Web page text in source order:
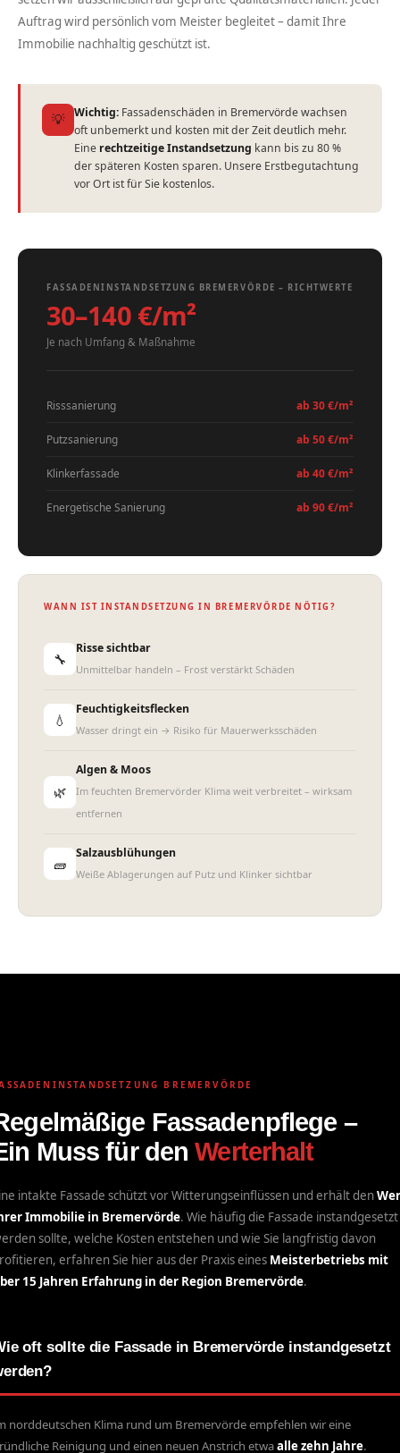
Auftrag wird persönlich vom Meister begleitet – damit Ihre
Immobilie nachhaltig geschützt ist.
💡 Wichtig: Fassadenschäden in Bremervörde wachsen
oft unbemerkt und kosten mit der Zeit deutlich mehr.
Eine rechtzeitige Instandsetzung kann bis zu 80 %
der späteren Kosten sparen. Unsere Erstbegutachtung
vor Ort ist für Sie kostenlos.
FASSADENINSTANDSETZUNG BREMERVÖRDE – RICHTWERTE
30–140 €/m²
Je nach Umfang & Maßnahme
Risssanierung ab 30 €/m²
Putzsanierung ab 50 €/m²
Klinkerfassade ab 40 €/m²
Energetische Sanierung ab 90 €/m²
WANN IST INSTANDSETZUNG IN BREMERVÖRDE NÖTIG?
🔧
Risse sichtbar
Unmittelbar handeln – Frost verstärkt Schäden
💧
Feuchtigkeitsflecken
Wasser dringt ein → Risiko für Mauerwerksschäden
🌿
Algen & Moos
Im feuchten Bremervörder Klima weit verbreitet – wirksam
entfernen
🧱
Salzausblühungen
Weiße Ablagerungen auf Putz und Klinker sichtbar
Bremervoerde
BREMERVÖRDE
Fassadenpflege –
Muss für denWerterhalt
intakte Fassade schützt vor Witterungseinflüssen und erhält den
Immobilie in Bremervörde. Wie häufig die Fassade instandgesetzt
sollte, welche Kosten entstehen und wie Sie langfristig davon
erfahren Sie hier aus der Praxis eines Meisterbetriebs mit
15 Jahren Erfahrung in der Region Bremervörde.
oft sollte die Fassade in Bremervörde instandgesetzt
norddeutschen Klima rund um Bremervörde empfehlen wir eine
Reinigung und einen neuen Anstrich etwaalle zehn Jahre.